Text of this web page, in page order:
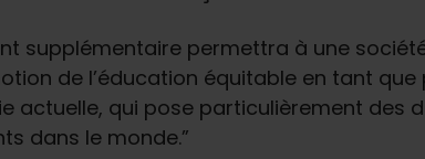
supplémentaire permettra à une
de l’éducation équitable en tant que
actuelle, qui pose particulièrement des
dans le monde.”